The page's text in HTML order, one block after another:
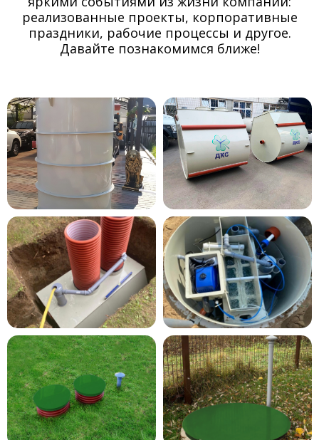
реализованные проекты, корпоративные
праздники, рабочие процессы и другое.
Давайте познакомимся ближе!